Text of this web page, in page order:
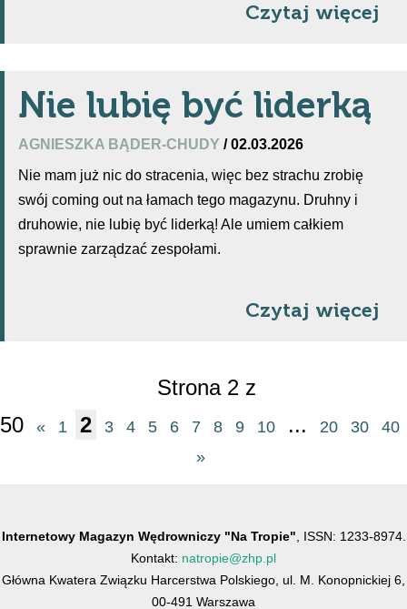
Czytaj więcej
Nie lubię być liderką
AGNIESZKA BĄDER-CHUDY / 02.03.2026
Nie mam już nic do stracenia, więc bez strachu zrobię
swój coming out na łamach tego magazynu. Druhny i
druhowie, nie lubię być liderką! Ale umiem całkiem
sprawnie zarządzać zespołami.
Czytaj więcej
Strona 2 z
50
« 1 2 3 4 5 6 7 8 9 10 ... 20 30
40
»
Internetowy Magazyn Wędrowniczy "Na Tropie" , ISSN: 1233-8974.
Kontakt: natropie@zhp.pl
Główna Kwatera Związku Harcerstwa Polskiego, ul. M. Konopnickiej 6,
00-491 Warszawa